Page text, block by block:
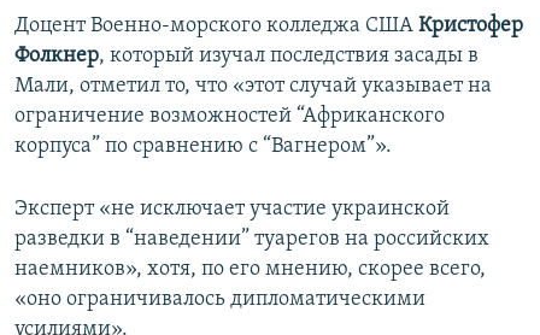
Доцент Военно-морского колледжа США Кристофер
Фолкнер, который изучал последствия засады в
Мали, отметил то, что «этот случай указывает на
ограничение возможностей “Африканского
корпуса” по сравнению с “Вагнером”».
Эксперт «не исключает участие украинской
разведки в “наведении” туарегов на российских
наемников», хотя, по его мнению, скорее всего,
«оно ограничивалось дипломатическими
усилиями».